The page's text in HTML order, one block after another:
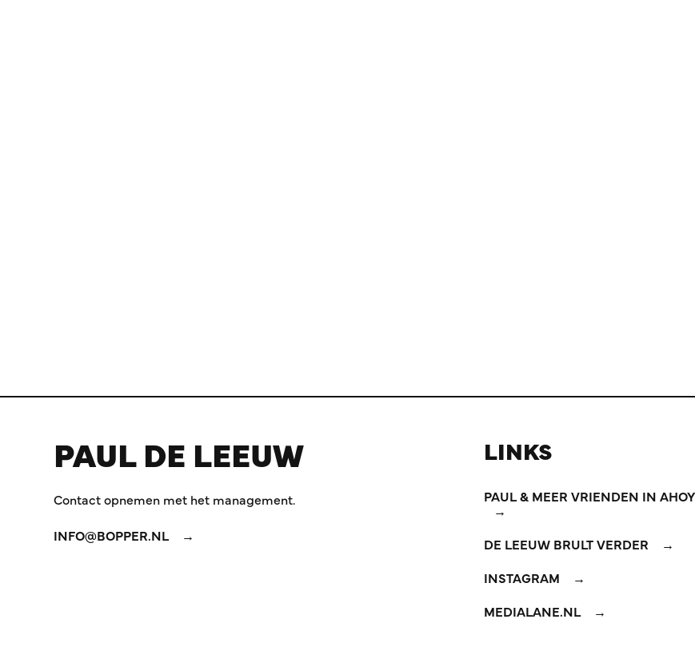
PAUL DE LEEUW
Contact opnemen met het management.
INFO@BOPPER.NL
LINKS
PAUL & MEER VRIENDEN IN AHOY
DE LEEUW BRULT VERDER
INSTAGRAM
MEDIALANE.NL